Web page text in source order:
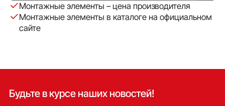
Монтажные элементы – цена производителя
Монтажные элементы в каталоге на официальном
сайте
Будьте в курсе наших новостей!